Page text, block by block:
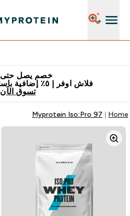
خصم يصل حتى ٣٠٪
فلاش اوفر | ٥٪ إضافية باستخدام كود محدود
تسوق الآن
Home
Myprotein Iso:Pro 97